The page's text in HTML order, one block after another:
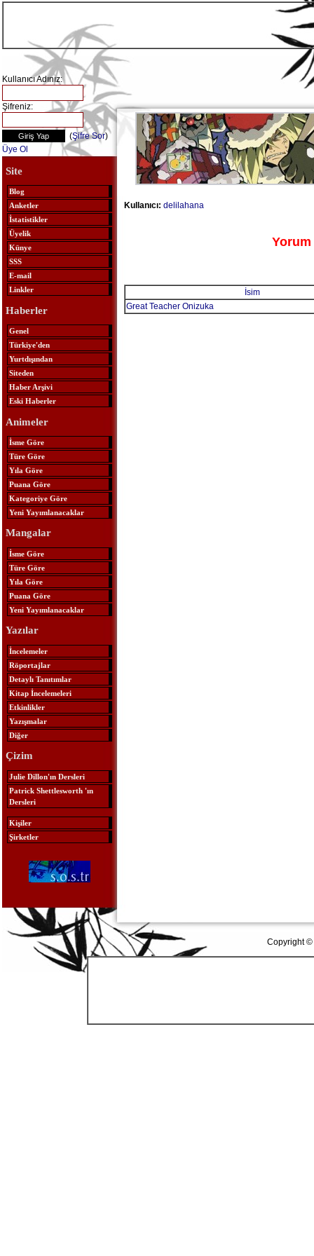
Kullanıcı Adınız:
Şifreniz:
(Şifre Sor)
Üye Ol
Site
Blog
Anketler
İstatistikler
Üyelik
Künye
SSS
E-mail
Linkler
Haberler
Genel
Türkiye'den
Yurtdışından
Siteden
Haber Arşivi
Eski Haberler
Animeler
İsme Göre
Türe Göre
Yıla Göre
Puana Göre
Kategoriye Göre
Yeni Yayımlanacaklar
Mangalar
İsme Göre
Türe Göre
Yıla Göre
Puana Göre
Yeni Yayımlanacaklar
Yazılar
İncelemeler
Röportajlar
Detaylı Tanıtımlar
Kitap İncelemeleri
Etkinlikler
Yazışmalar
Diğer
Çizim
Julie Dillon'ın Dersleri
Patrick Shettlesworth 'ın
Dersleri
Kişiler
Şirketler
Kullanıcı: delilahana
Yorum
İsim
Great Teacher Onizuka
Copyright ©